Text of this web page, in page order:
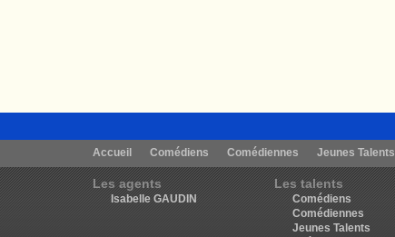
Accueil Comédiens Comédiennes Jeunes Talents
Les agents
Isabelle GAUDIN
Les talents
Comédiens
Comédiennes
Jeunes Talents